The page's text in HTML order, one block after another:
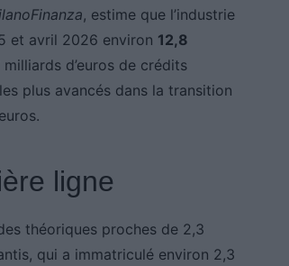
, estime que l’industrie
et avril 2026 environ 12,8
d’euros de crédits
plus avancés dans la transition
ligne
théoriques proches de 2,3
qui a immatriculé environ 2,3